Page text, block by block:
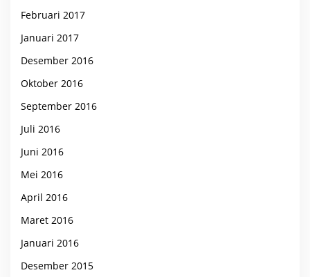
Februari 2017
Januari 2017
Desember 2016
Oktober 2016
September 2016
Juli 2016
Juni 2016
Mei 2016
April 2016
Maret 2016
Januari 2016
Desember 2015